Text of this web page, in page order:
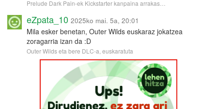
Prelude Dark Pain-ek Kickstarter kanpaina arrakas…
eZpata_10 2025ko mai. 5a, 20:01
Mila esker benetan, Outer Wilds euskaraz jokatzea
zoragarria izan da :D
Outer Wilds eta bere DLC-a, euskaratuta